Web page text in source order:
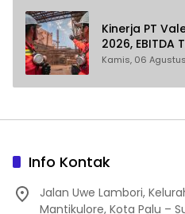
Kinerja PT
2026, EBITDA
Kamis, 06
Info Kontak
Jalan Uwe Lambori,
Mantikulore, Kota Palu –